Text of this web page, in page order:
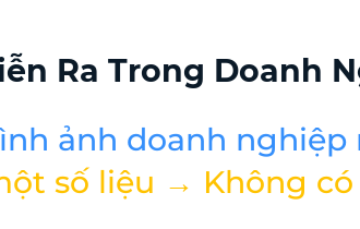
Ra Trong Doanh
ảnh doanh
số liệu → Không